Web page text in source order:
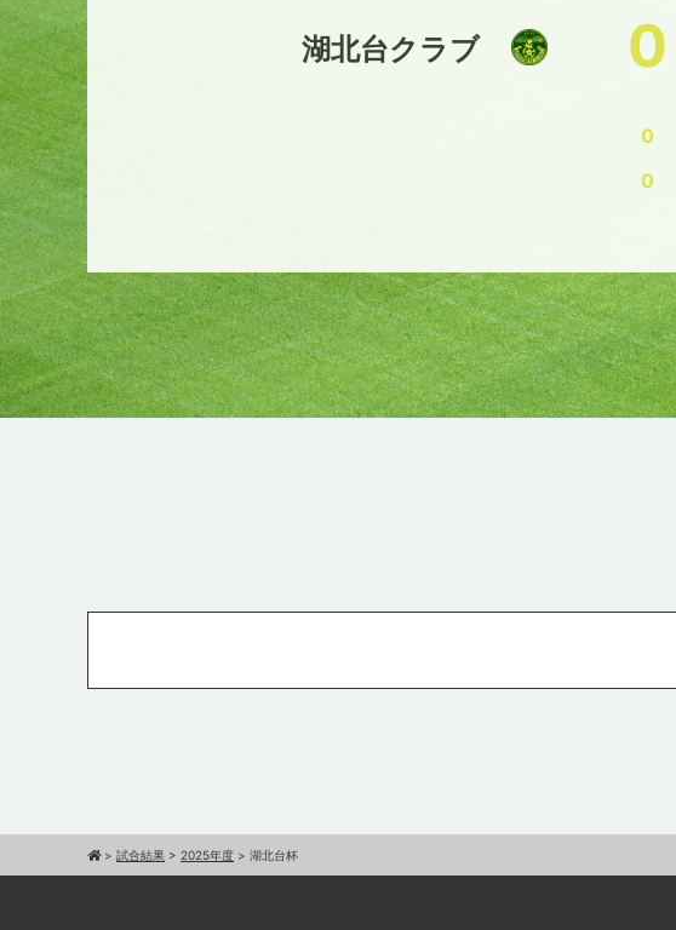
湖北台クラブ 0
0
0
> 試合結果 > 2025年度 > 湖北台杯